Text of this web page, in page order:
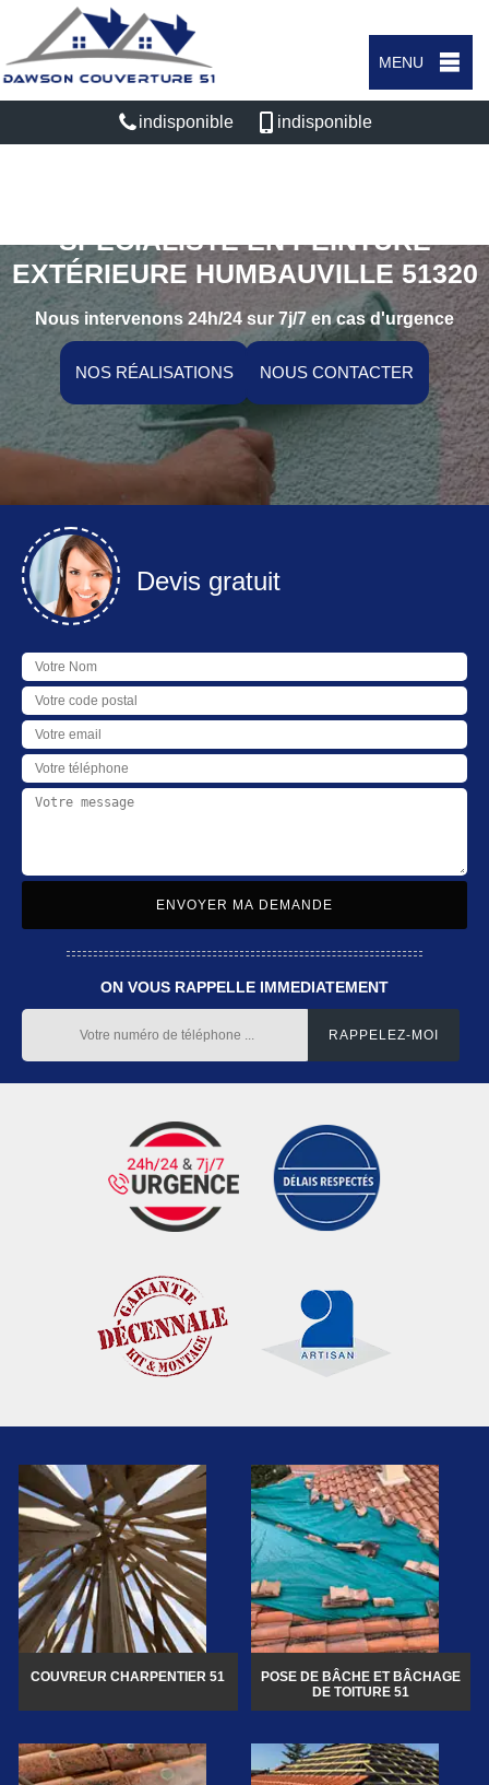
MENU
indisponible indisponible
SPÉCIALISTE EN PEINTURE
EXTÉRIEURE HUMBAUVILLE 51320
Nous intervenons 24h/24 sur 7j/7 en cas d'urgence
NOS RÉALISATIONS NOUS CONTACTER
Devis gratuit
ON VOUS RAPPELLE IMMEDIATEMENT
COUVREUR CHARPENTIER 51
POSE DE BÂCHE ET BÂCHAGE
DE TOITURE 51